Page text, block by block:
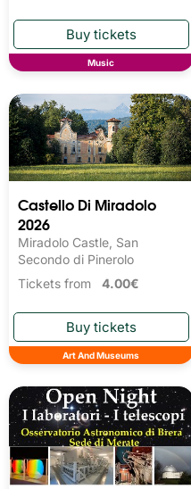
Music
Castello Di Miradolo
2026
Miradolo Castle, San
Secondo di Pinerolo
Tickets from 4.00€
Art And Museums